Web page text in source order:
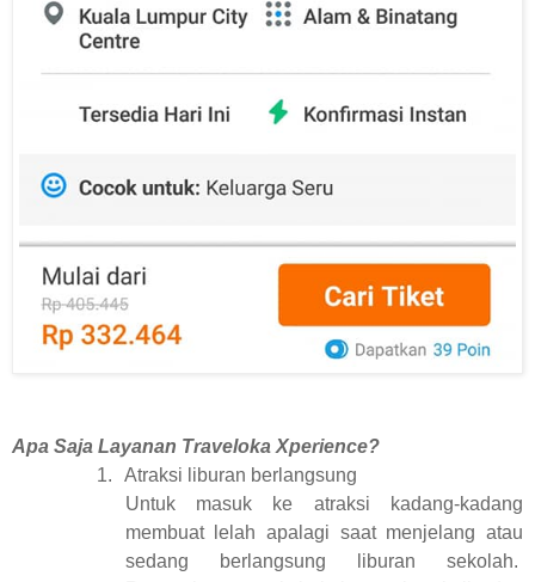
Apa Saja Layanan Traveloka Xperience?
1.
Atraksi liburan berlangsung
Untuk masuk ke atraksi kadang-kadang
membuat lelah apalagi saat menjelang atau
sedang berlangsung liburan sekolah.